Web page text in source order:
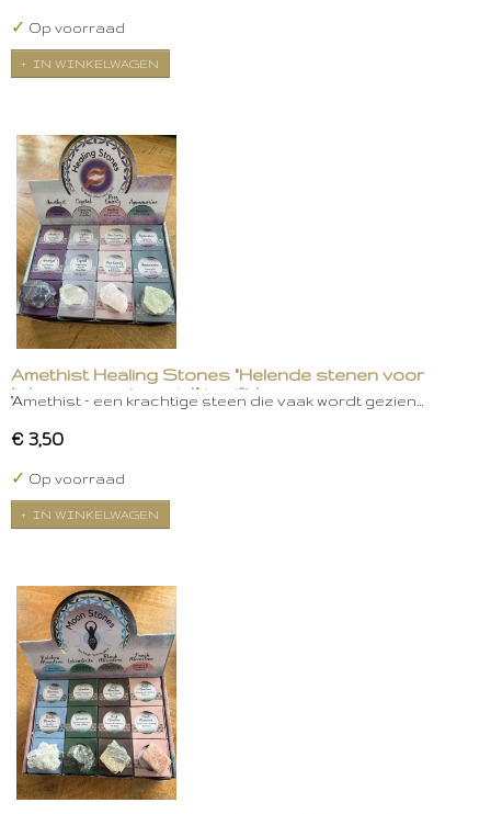
✓ Op voorraad
IN WINKELWAGEN
Amethist Healing Stones "Helende stenen voor
lichaam, geest en ziel." in gift box
"Amethist – een krachtige steen die vaak wordt gezien…
€ 3,50
✓ Op voorraad
IN WINKELWAGEN